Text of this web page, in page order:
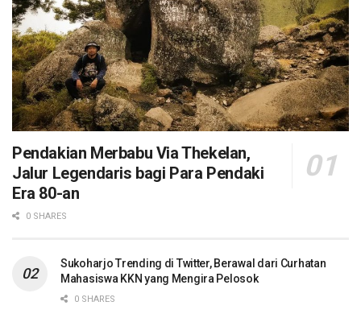
Pendakian Merbabu Via Thekelan,
Jalur Legendaris bagi Para Pendaki
Era 80-an
0 SHARES
Sukoharjo Trending di Twitter, Berawal dari Curhatan
Mahasiswa KKN yang Mengira Pelosok
0 SHARES